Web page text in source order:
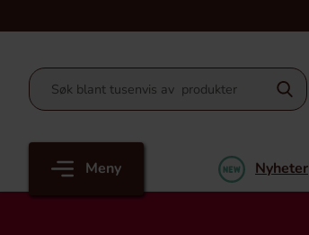
Meny Nyheter